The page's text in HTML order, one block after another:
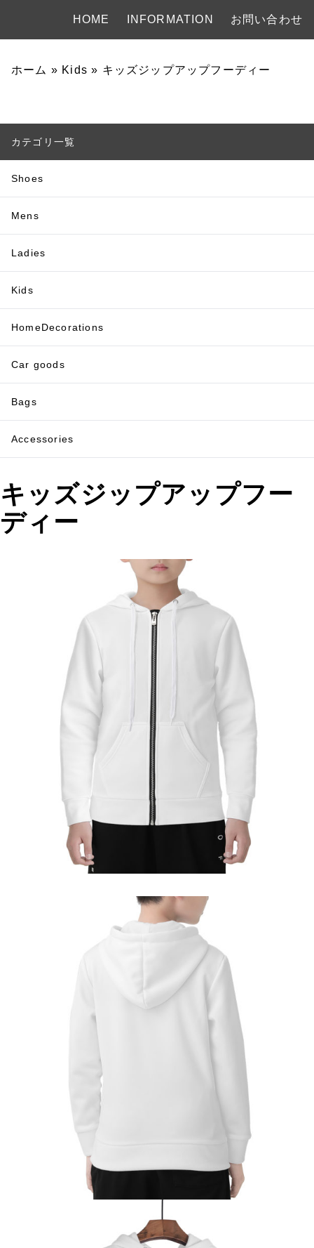
HOME INFORMATION お問い合わせ
ホーム » Kids » キッズジップアップフーディー
カテゴリ一覧
Shoes
Mens
Ladies
Kids
HomeDecorations
Car goods
Bags
Accessories
キッズジップアップフー
ディー